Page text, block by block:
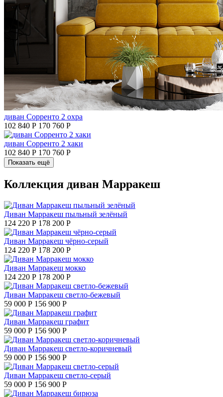
диван Сорренто 2 охра
102 840 Р 170 760 Р
диван Сорренто 2 хаки
102 840 Р 170 760 Р
Показать ещё
Коллекция диван Марракеш
Диван Марракеш пыльный зелёный
124 220 Р 178 200 Р
Диван Марракеш чёрно-серый
124 220 Р 178 200 Р
Диван Марракеш мокко
124 220 Р 178 200 Р
Диван Марракеш светло-бежевый
59 000 Р 156 900 Р
Диван Марракеш графит
59 000 Р 156 900 Р
Диван Марракеш светло-коричневый
59 000 Р 156 900 Р
Диван Марракеш светло-серый
59 000 Р 156 900 Р